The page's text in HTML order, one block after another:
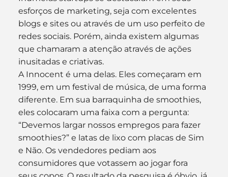
esforços de marketing, seja com excelentes
blogs e sites ou através de um uso perfeito de
redes sociais. Porém, ainda existem algumas
que chamaram a atenção através de ações
inusitadas e criativas.
A Innocent é uma delas. Eles começaram em
1999, em um festival de música, de uma forma
diferente. Em sua barraquinha de smoothies,
eles colocaram uma faixa com a pergunta:
“Devemos largar nossos empregos para fazer
smoothies?” e latas de lixo com placas de Sim
e Não. Os vendedores pediam aos
consumidores que votassem ao jogar fora